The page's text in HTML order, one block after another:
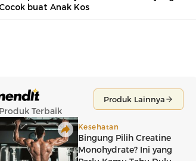
Cocok buat Anak Kos